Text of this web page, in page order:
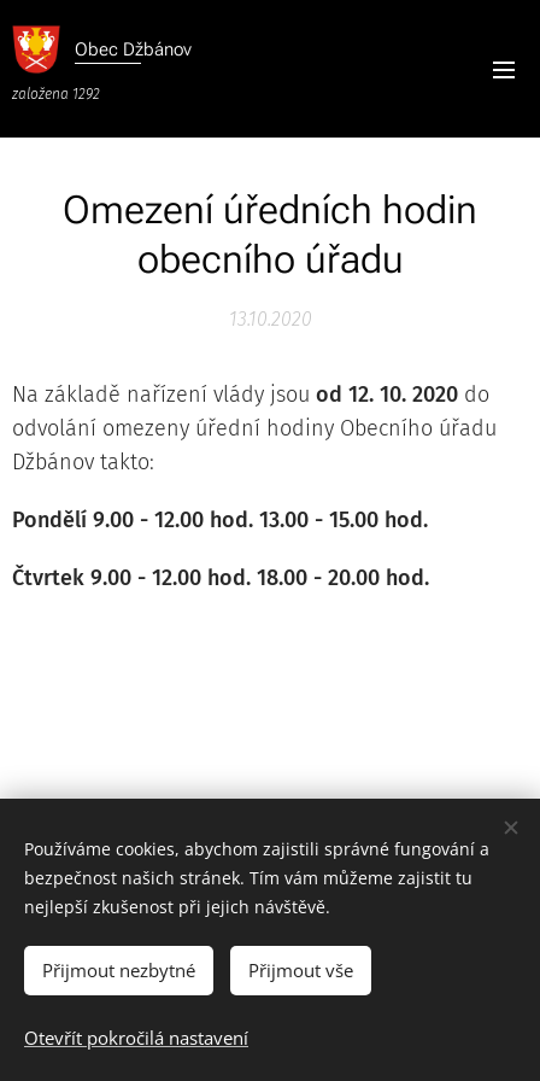
Obec Džbánov
založena 1292
Omezení úředních hodin
obecního úřadu
13.10.2020
Na základě nařízení vlády jsou od 12. 10. 2020 do
odvolání omezeny úřední hodiny Obecního úřadu
Džbánov takto:
Pondělí 9.00 - 12.00 hod. 13.00 - 15.00 hod.
Čtvrtek 9.00 - 12.00 hod. 18.00 - 20.00 hod.
Vytvořeno službou
Používáme cookies, abychom zajistili správné fungování a
bezpečnost našich stránek. Tím vám můžeme zajistit tu
nejlepší zkušenost při jejich návštěvě.
Přijmout nezbytné Přijmout vše
Otevřít pokročilá nastavení